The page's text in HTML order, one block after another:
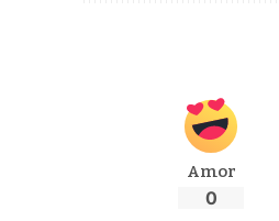
Amor
0